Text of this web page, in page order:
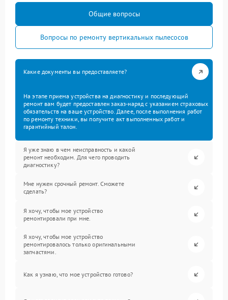
Общие вопросы
Вопросы по ремонту вертикальных пылесосов
Какие документы вы предоставляете?
На этапе приема устройства на диагностику и последующий
ремонт вам будет предоставлен заказ-наряд с указанием страховых
обязательств на ваше устройство. Далее, после выполнения работ
по ремонту техники, вы получите акт выполненных работ и
гарантийный талон.
Я уже знаю в чем неисправность и какой
ремонт необходим. Для чего проводить
диагностику?
Мне нужен срочный ремонт. Сможете
сделать?
Я хочу, чтобы мое устройство
ремонтировали при мне.
Я хочу, чтобы мое устройство
ремонтировалось только оригинальными
запчастями.
Как я узнаю, что мое устройство готово?